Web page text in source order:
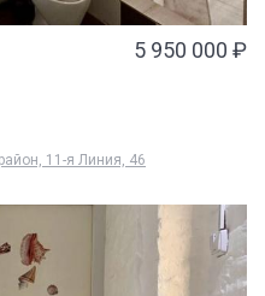
5 950 000 ₽
11-я Линия, 46